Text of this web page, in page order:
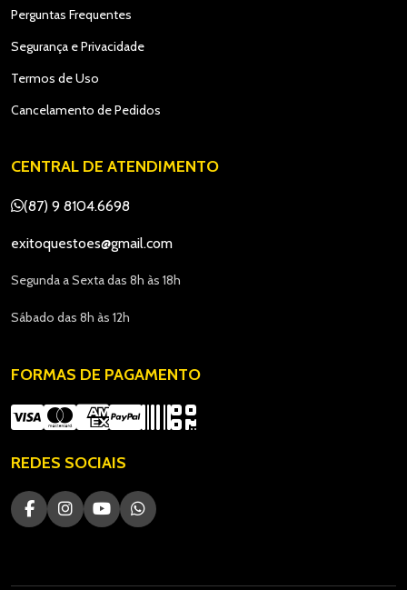
Perguntas Frequentes
Segurança e Privacidade
Termos de Uso
Cancelamento de Pedidos
CENTRAL DE ATENDIMENTO
(87) 9 8104.6698
exitoquestoes@gmail.com
Segunda a Sexta das 8h às 18h
Sábado das 8h às 12h
FORMAS DE PAGAMENTO
REDES SOCIAIS